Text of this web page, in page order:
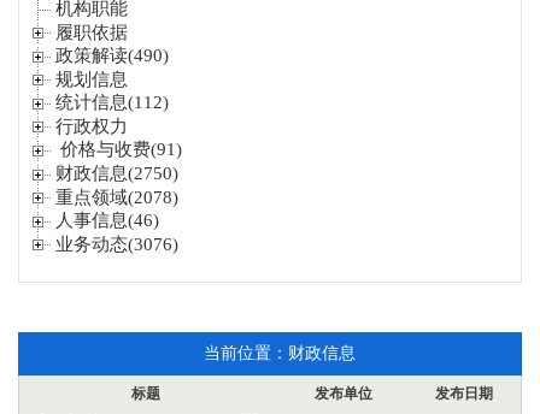
当前位置： 财政信息
标题 发布单位 发布日期